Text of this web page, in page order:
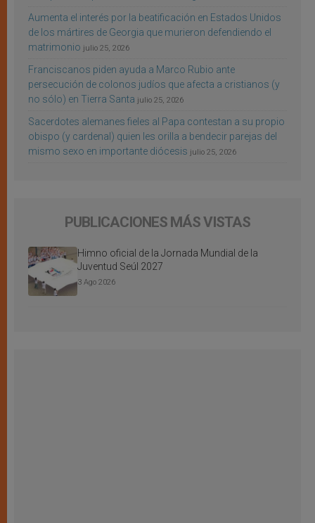
Aumenta el interés por la beatificación en Estados Unidos
de los mártires de Georgia que murieron defendiendo el
matrimonio julio 25, 2026
Franciscanos piden ayuda a Marco Rubio ante
persecución de colonos judíos que afecta a cristianos (y
no sólo) en Tierra Santa julio 25, 2026
Sacerdotes alemanes fieles al Papa contestan a su propio
obispo (y cardenal) quien les orilla a bendecir parejas del
mismo sexo en importante diócesis julio 25, 2026
PUBLICACIONES MÁS VISTAS
Himno oficial de la Jornada Mundial de la
Juventud Seúl 2027
3 Ago 2026